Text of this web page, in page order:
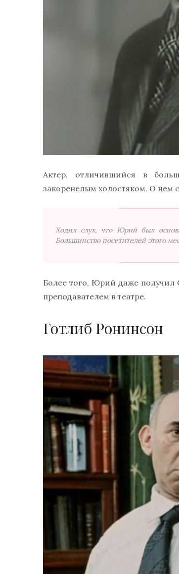
Актер, отличившийся в
закоренелым холостяком. О нем
Ходил слух, что Юрий был
Большинство посетителей этого
Более того, Юрий даже получил
преподавателем в театре.
Готлиб Ронинсон